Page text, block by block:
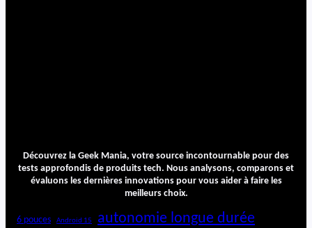
Découvrez la Geek Mania, votre source incontournable pour des
tests approfondis de produits tech. Nous analysons, comparons et
évaluons les dernières innovations pour vous aider à faire les
meilleurs choix.
6 pouces Android 15 autonomie longue durée